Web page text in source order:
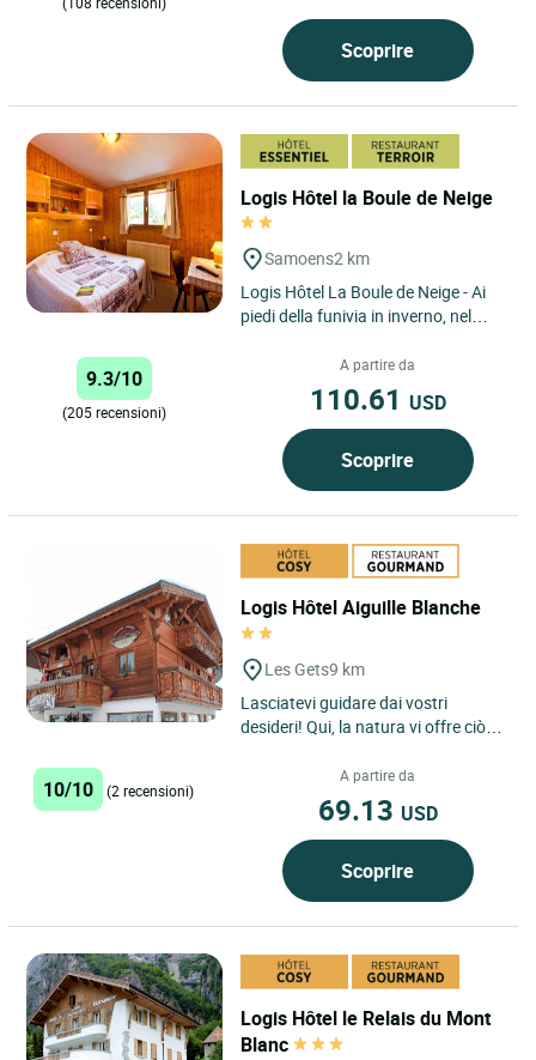
Scoprire
Logis Hôtel la Boule de Neige
Samoens2 km
Logis Hôtel La Boule de Neige - Ai
piedi della funivia in inverno, nel
accogliente...
9.3/10
(205 recensioni)
A partire da
110.61 USD
Scoprire
Logis Hôtel Aiguille Blanche
Les Gets9 km
Lasciatevi guidare dai vostri
desideri! Qui, la natura vi offre ciò
un panorama...
10/10 (2 recensioni)
A partire da
69.13 USD
Scoprire
Logis Hôtel le Relais du Mont
Blanc